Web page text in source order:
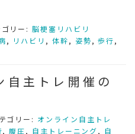
ゴリー:脳梗塞リハビリ
, リハビリ , 体幹, 姿勢,歩行,
主トレ開催の
ゴリー: オンライン自主トレ
,腹圧, 自主トレーニング, 自